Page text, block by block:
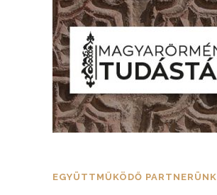
EGYÜTTMŰKÖDŐ PARTNERÜNK